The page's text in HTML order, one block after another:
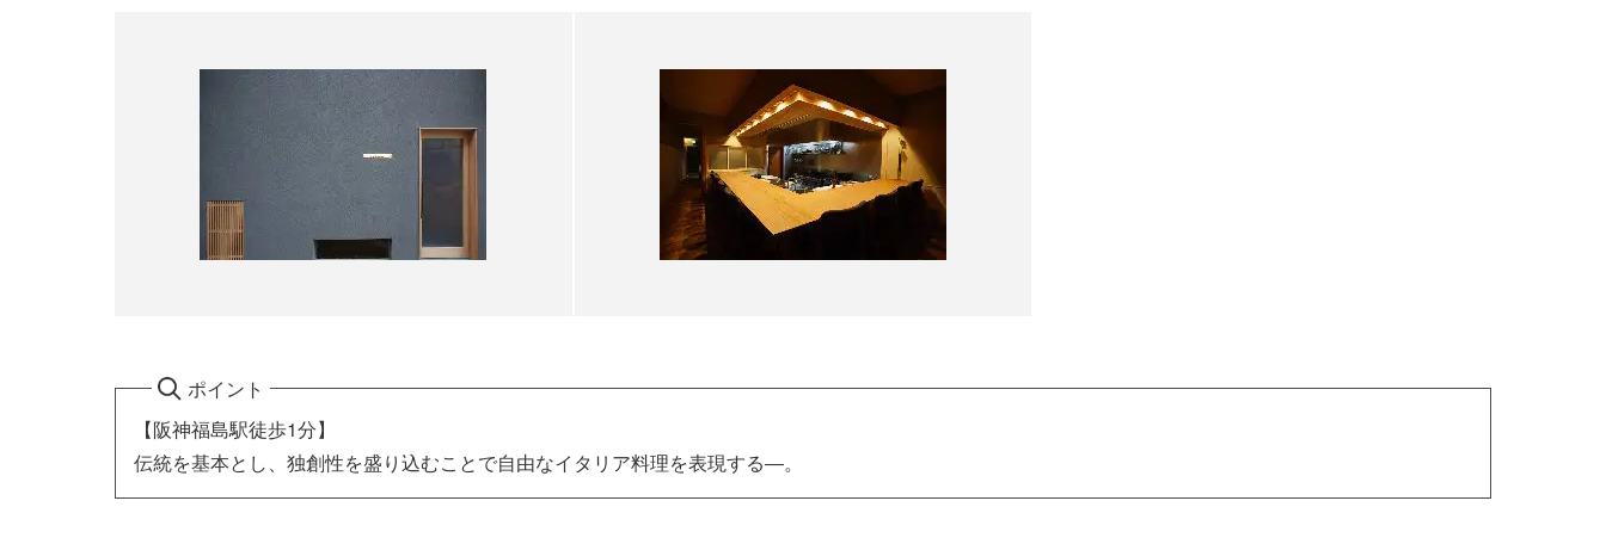
ポイント
【阪神福島駅徒歩1分】
伝統を基本とし、独創性を盛り込むことで自由なイタリア料理を表現する―。